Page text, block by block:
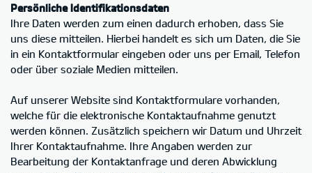
Persönliche Identifikationsdaten
Ihre Daten werden zum einen dadurch erhoben, dass Sie
uns diese mitteilen. Hierbei handelt es sich um Daten, die Sie
in ein Kontaktformular eingeben oder uns per Email, Telefon
oder über soziale Medien mitteilen.
Auf unserer Website sind Kontaktformulare vorhanden,
welche für die elektronische Kontaktaufnahme genutzt
werden können. Zusätzlich speichern wir Datum und Uhrzeit
Ihrer Kontaktaufnahme. Ihre Angaben werden zur
Bearbeitung der Kontaktanfrage und deren Abwicklung